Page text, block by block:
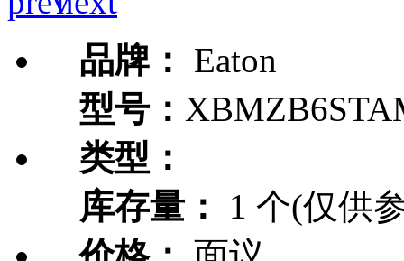
品牌：
Eaton
型号：
类型：
库存量：
1 个(仅供